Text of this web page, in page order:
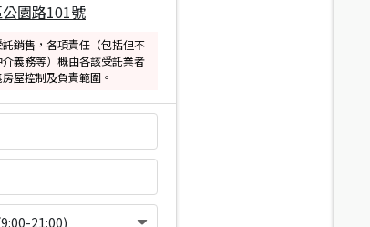
園路101號
銷售，各項責任（包括但不
義務等）概由各該受託業者
屋控制及負責範圍。
21:00)